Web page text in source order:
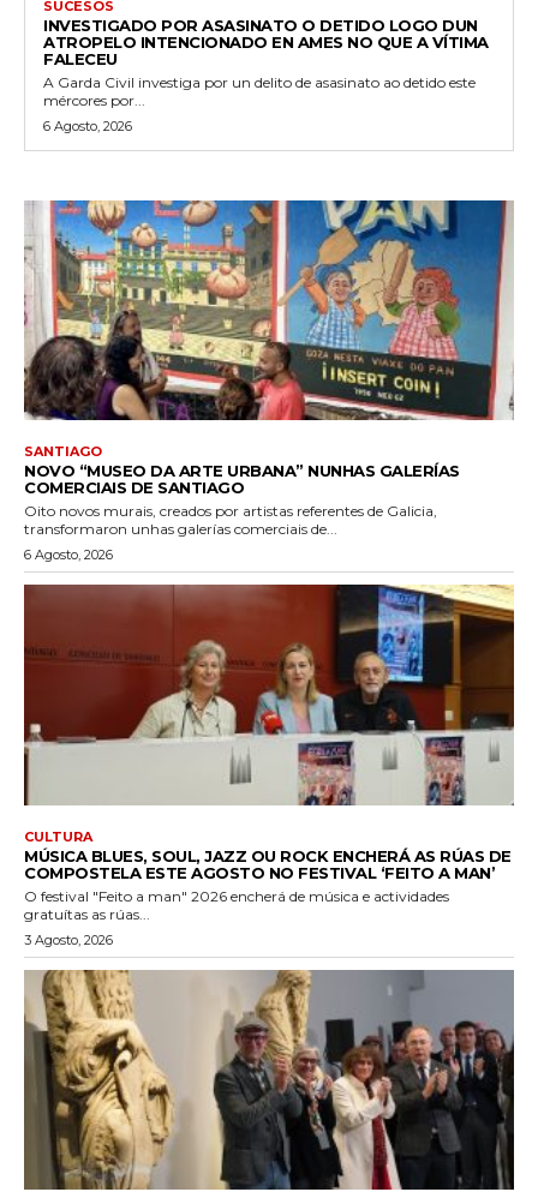
SUCESOS
INVESTIGADO POR ASASINATO O DETIDO LOGO DUN
ATROPELO INTENCIONADO EN AMES NO QUE A VÍTIMA
FALECEU
A Garda Civil investiga por un delito de asasinato ao detido este
mércores por...
6 Agosto, 2026
SANTIAGO
NOVO “MUSEO DA ARTE URBANA” NUNHAS GALERÍAS
COMERCIAIS DE SANTIAGO
Oito novos murais, creados por artistas referentes de Galicia,
transformaron unhas galerías comerciais de...
6 Agosto, 2026
CULTURA
MÚSICA BLUES, SOUL, JAZZ OU ROCK ENCHERÁ AS RÚAS DE
COMPOSTELA ESTE AGOSTO NO FESTIVAL ‘FEITO A MAN’
O festival "Feito a man" 2026 encherá de música e actividades
gratuítas as rúas...
3 Agosto, 2026